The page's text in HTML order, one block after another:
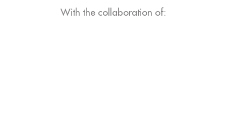
With the collaboration of: